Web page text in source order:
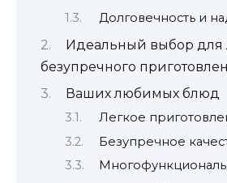
Долговечность и
Идеальный выбор для
безупречного
Ваших любимых блюд
Легкое
Безупречное